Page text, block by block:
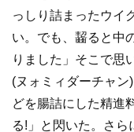
っしり詰まったウイ
い。でも、齧ると中
りました」そこで思
(ヌォミィダーチャ
どを腸詰にした精進
る!」と閃いた。さ